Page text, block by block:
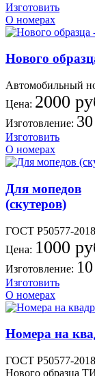
Изготовить
О номерах
Нового
Автомобильный
Цена: 2000
Изготовление:
Изготовить
О номерах
Для мопедов
(скутеров)
ГОСТ Р50577-
Цена: 1000
Изготовление:
Изготовить
О номерах
Номера на
ГОСТ Р50577-
Нового образца